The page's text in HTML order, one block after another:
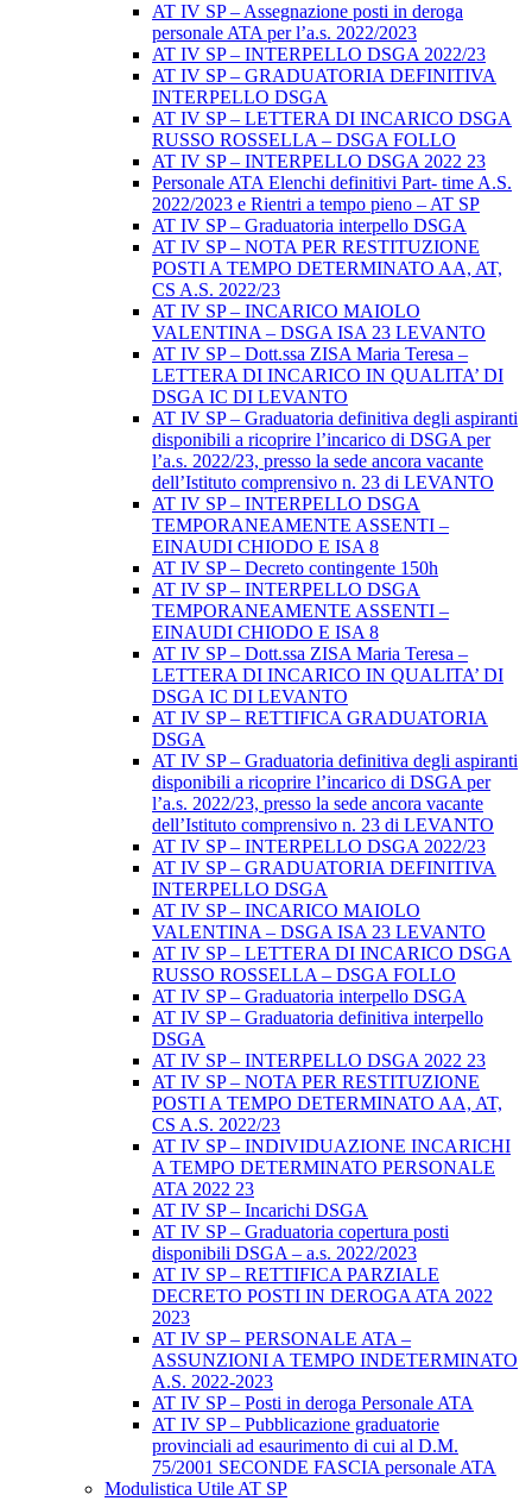
AT IV SP – Assegnazione posti in deroga
personale ATA per l’a.s. 2022/2023
AT IV SP – INTERPELLO DSGA 2022/23
AT IV SP – GRADUATORIA DEFINITIVA
INTERPELLO DSGA
AT IV SP – LETTERA DI INCARICO DSGA
RUSSO ROSSELLA – DSGA FOLLO
AT IV SP – INTERPELLO DSGA 2022 23
Personale ATA Elenchi definitivi Part- time A.S.
2022/2023 e Rientri a tempo pieno – AT SP
AT IV SP – Graduatoria interpello DSGA
AT IV SP – NOTA PER RESTITUZIONE
POSTI A TEMPO DETERMINATO AA, AT,
CS A.S. 2022/23
AT IV SP – INCARICO MAIOLO
VALENTINA – DSGA ISA 23 LEVANTO
AT IV SP – Dott.ssa ZISA Maria Teresa –
LETTERA DI INCARICO IN QUALITA’ DI
DSGA IC DI LEVANTO
AT IV SP – Graduatoria definitiva degli aspiranti
disponibili a ricoprire l’incarico di DSGA per
l’a.s. 2022/23, presso la sede ancora vacante
dell’Istituto comprensivo n. 23 di LEVANTO
AT IV SP – INTERPELLO DSGA
TEMPORANEAMENTE ASSENTI –
EINAUDI CHIODO E ISA 8
AT IV SP – Decreto contingente 150h
AT IV SP – INTERPELLO DSGA
TEMPORANEAMENTE ASSENTI –
EINAUDI CHIODO E ISA 8
AT IV SP – Dott.ssa ZISA Maria Teresa –
LETTERA DI INCARICO IN QUALITA’ DI
DSGA IC DI LEVANTO
AT IV SP – RETTIFICA GRADUATORIA
DSGA
AT IV SP – Graduatoria definitiva degli aspiranti
disponibili a ricoprire l’incarico di DSGA per
l’a.s. 2022/23, presso la sede ancora vacante
dell’Istituto comprensivo n. 23 di LEVANTO
AT IV SP – INTERPELLO DSGA 2022/23
AT IV SP – GRADUATORIA DEFINITIVA
INTERPELLO DSGA
AT IV SP – INCARICO MAIOLO
VALENTINA – DSGA ISA 23 LEVANTO
AT IV SP – LETTERA DI INCARICO DSGA
RUSSO ROSSELLA – DSGA FOLLO
AT IV SP – Graduatoria interpello DSGA
AT IV SP – Graduatoria definitiva interpello
DSGA
AT IV SP – INTERPELLO DSGA 2022 23
AT IV SP – NOTA PER RESTITUZIONE
POSTI A TEMPO DETERMINATO AA, AT,
CS A.S. 2022/23
AT IV SP – INDIVIDUAZIONE INCARICHI
A TEMPO DETERMINATO PERSONALE
ATA 2022 23
AT IV SP – Incarichi DSGA
AT IV SP – Graduatoria copertura posti
disponibili DSGA – a.s. 2022/2023
AT IV SP – RETTIFICA PARZIALE
DECRETO POSTI IN DEROGA ATA 2022
2023
AT IV SP – PERSONALE ATA –
ASSUNZIONI A TEMPO INDETERMINATO
A.S. 2022-2023
AT IV SP – Posti in deroga Personale ATA
AT IV SP – Pubblicazione graduatorie
provinciali ad esaurimento di cui al D.M.
75/2001 SECONDE FASCIA personale ATA
Modulistica Utile AT SP